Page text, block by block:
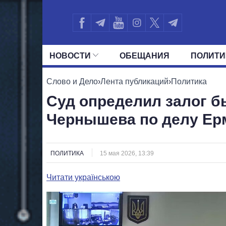
НОВОСТИ ОБЕЩАНИЯ
ВСЕ ПОЛИТИКИ ПРЕЗИДЕНТ И
Слово и Дело›Лента публикаций›Политика
Суд определил залог
Чернышева по делу
ПОЛИТИКА 15 мая 2026, 13:39
Читати українською